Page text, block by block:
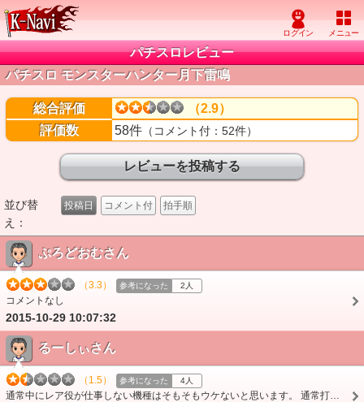
パチスロレビュー
パチスロ モンスターハンター月下雷鳴
総合評価
（2.9）
評価数
58件 （コメント付：52件）
並び替
え：
投稿日 コメント付 拍手順
ぷろどおむさん
（3.3） 参考になった 2人
コメントなし
2015-10-29 10:07:32
るーしぃさん
（1.5） 参考になった 4人
通常中にレア役が仕事しない機種はそもそもウケないと思います。 通常打ってて苦痛です。 せっかく引いても何のためのレア役なのか？ 熱くなれる場所が、ほとんど無い…